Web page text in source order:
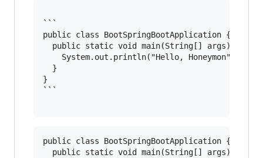
```
public class BootSpringBootApplication {
  public static void main(String[] args) {
    System.out.println("Hello, Honeymon");
  }
}
public class BootSpringBootApplication {
  public static void main(String[] args) {